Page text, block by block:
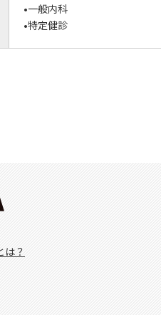
•一般内科
•特定健診
は？